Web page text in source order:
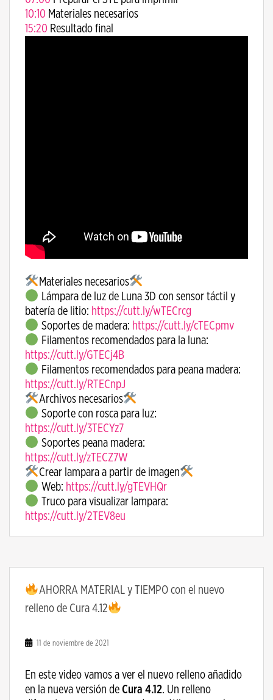
10:10 Materiales necesarios
15:20 Resultado final
Materiales necesarios
Lámpara de luz de Luna 3D con sensor táctil y
batería de litio: https://cutt.ly/wTECrcg
Soportes de madera: https://cutt.ly/cTECpmv
Filamentos recomendados para la luna:
https://cutt.ly/GTECj4B
Filamentos recomendados para peana madera:
https://cutt.ly/RTECnpJ
Archivos necesarios
Soporte con rosca para luz:
https://cutt.ly/3TECYz7
Soportes peana madera:
https://cutt.ly/zTECZ7W
Crear lampara a partir de imagen
Web: https://cutt.ly/gTEVHQr
Truco para visualizar lampara:
https://cutt.ly/2TEV8eu
AHORRA MATERIAL y TIEMPO con el nuevo
relleno de Cura 4.12
11 de noviembre de 2021
En este video vamos a ver el nuevo relleno añadido
en la nueva versión de Cura 4.12. Un relleno